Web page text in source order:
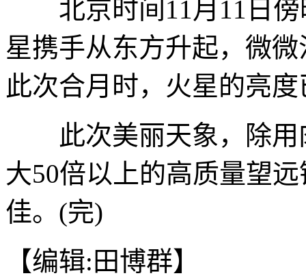
北京时间11月11日傍
星携手从东方升起，微
此次合月时，火星的亮
此次美丽天象，除用
大50倍以上的高质量望
佳。(完)
【编辑:田博群】